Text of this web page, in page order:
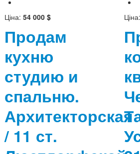
Ціна: 54 000 $
Продам
кухню
студию и
спальню.
Архитекторская
/ 11 ст.
Ціна: